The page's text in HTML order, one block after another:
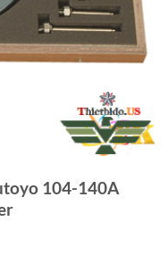
104-140A